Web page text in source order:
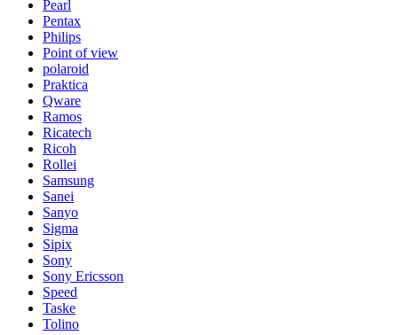
Pearl
Pentax
Philips
Point of view
polaroid
Praktica
Qware
Ramos
Ricatech
Ricoh
Rollei
Samsung
Sanei
Sanyo
Sigma
Sipix
Sony
Sony Ericsson
Speed
Taske
Tolino